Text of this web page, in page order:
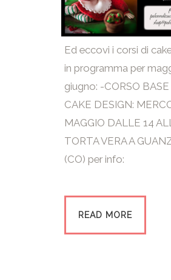
Ed eccovi i corsi di
in programma per
giugno: -CORSO BASE
CAKE DESIGN:
MAGGIO DALLE 14
TORTA VERA A
(CO) per info:
READ MORE